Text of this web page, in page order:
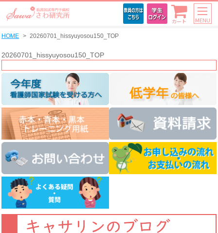
カート MENU
HOME 20260701_hissyuyosou150_TOP
20260701_hissyuyosou150_TOP